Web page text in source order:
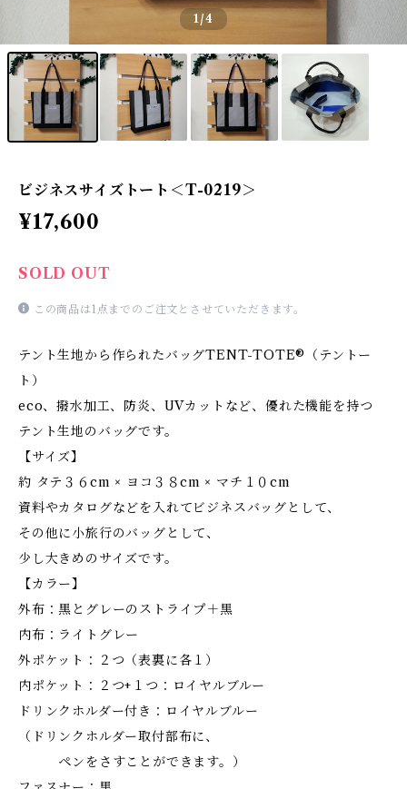
1/4
ビジネスサイズトート＜T-0219＞
¥17,600
SOLD OUT
この商品は1点までのご注文とさせていただきます。
テント生地から作られたバッグTENT-TOTE®（テントー
ト）
eco、撥水加工、防炎、UVカットなど、優れた機能を持つ
テント生地のバッグです。
【サイズ】
約 タテ３６cm × ヨコ３８cm × マチ１０cm
資料やカタログなどを入れてビジネスバッグとして、
その他に小旅行のバッグとして、
少し大きめのサイズです。
【カラー】
外布：黒とグレーのストライプ＋黒
内布：ライトグレー
外ポケット：２つ（表裏に各１）
内ポケット：２つ+１つ：ロイヤルブルー
ドリンクホルダー付き：ロイヤルブルー
（ドリンクホルダー取付部布に、
ペンをさすことができます。）